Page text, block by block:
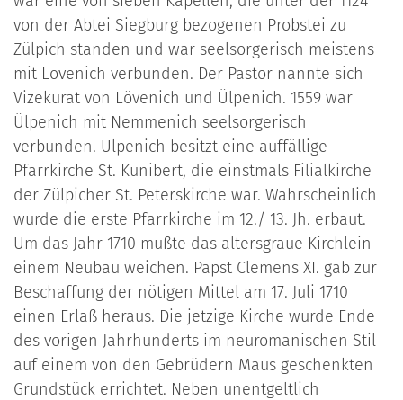
von der Abtei Siegburg bezogenen Probstei zu
Zülpich standen und war seelsorgerisch meistens
mit Lövenich verbunden. Der Pastor nannte sich
Vizekurat von Lövenich und Ülpenich. 1559 war
Ülpenich mit Nemmenich seelsorgerisch
verbunden. Ülpenich besitzt eine auffällige
Pfarrkirche St. Kunibert, die einstmals Filialkirche
der Zülpicher St. Peterskirche war. Wahrscheinlich
wurde die erste Pfarrkirche im 12./ 13. Jh. erbaut.
Um das Jahr 1710 mußte das altersgraue Kirchlein
einem Neubau weichen. Papst Clemens XI. gab zur
Beschaffung der nötigen Mittel am 17. Juli 1710
einen Erlaß heraus. Die jetzige Kirche wurde Ende
des vorigen Jahrhunderts im neuromanischen Stil
auf einem von den Gebrüdern Maus geschenkten
Grundstück errichtet. Neben unentgeltlich